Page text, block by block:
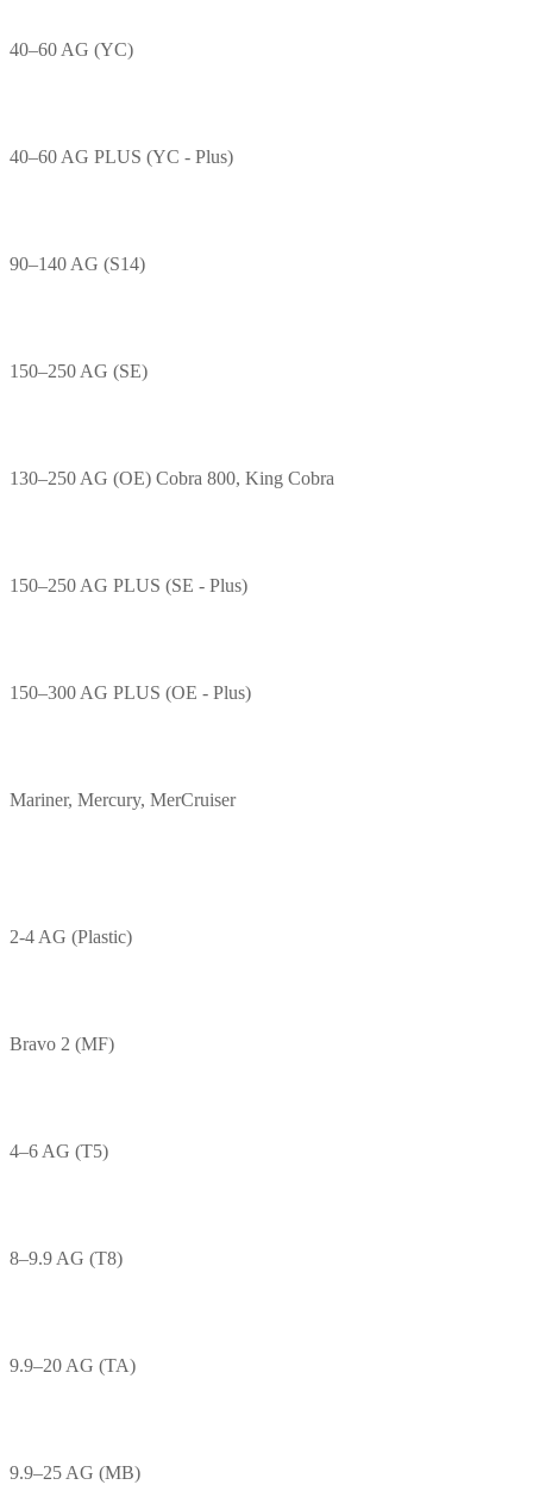
40–60 AG (YC)
40–60 AG PLUS (YC - Plus)
90–140 AG (S14)
150–250 AG (SE)
130–250 AG (OE) Cobra 800, King Cobra
150–250 AG PLUS (SE - Plus)
150–300 AG PLUS (OE - Plus)
Mariner, Mercury, MerCruiser
2-4 AG (Plastic)
Bravo 2 (MF)
4–6 AG (T5)
8–9.9 AG (T8)
9.9–20 AG (TA)
9.9–25 AG (MB)